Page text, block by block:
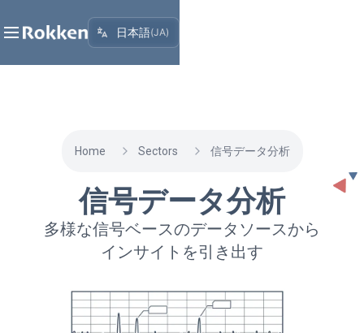
日本語(JA)
Home Sectors 信号データ分析
信号データ分析
多様な信号ベースのデータソースから
インサイトを引き出す